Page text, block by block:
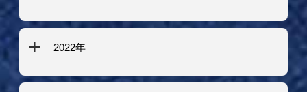
2022年